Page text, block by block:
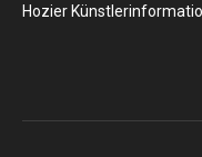
Hozier